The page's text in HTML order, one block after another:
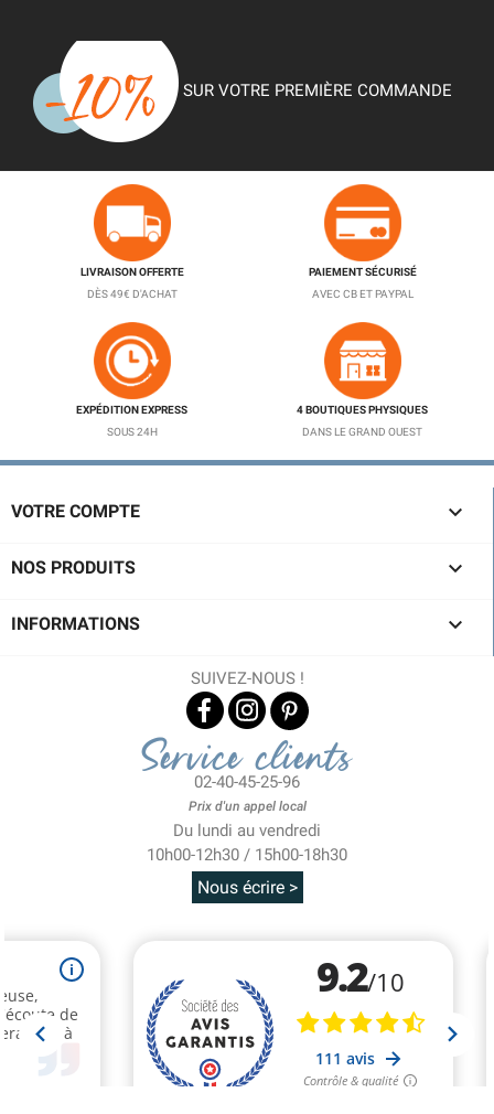
SUR VOTRE PREMIÈRE COMMANDE
LIVRAISON OFFERTE
DÈS 49€ D'ACHAT
PAIEMENT SÉCURISÉ
AVEC CB ET PAYPAL
EXPÉDITION EXPRESS
SOUS 24H
4 BOUTIQUES PHYSIQUES
DANS LE GRAND OUEST
VOTRE COMPTE 
NOS PRODUITS 
INFORMATIONS 
SUIVEZ-NOUS !
Service clients
02-40-45-25-96
Prix d'un appel local
Du lundi au vendredi
10h00-12h30 / 15h00-18h30
Nous écrire >